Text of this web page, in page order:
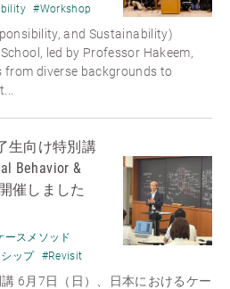
#Workshop
and Sustainability)
led by Professor Hakeem,
diverse backgrounds to
生向け特別講
Behavior &
催しました
ースメソッド
ップ #Revisit
6月7日（日）、日本におけるケー